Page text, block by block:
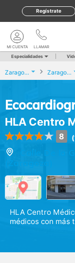
Regístrate
LLAMAR
MI CUENTA
Especialidades
Zaragoza Zaragoza
HLA Centro
8
Calle De la
HLA Centro
médicos con más
aragonesa. Con
un potente